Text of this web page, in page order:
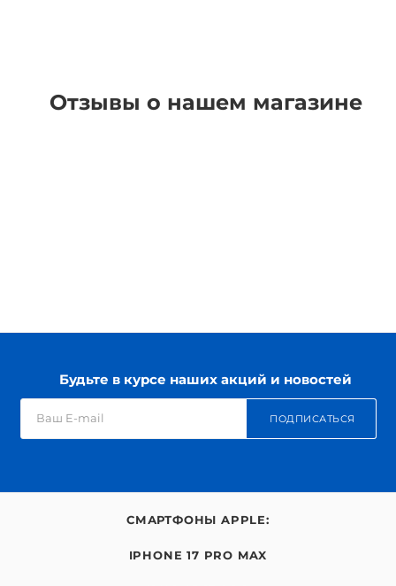
Отзывы о нашем магазине
Будьте в курсе наших акций и новостей
ПОДПИСАТЬСЯ
СМАРТФОНЫ APPLE:
IPHONE 17 PRO MAX